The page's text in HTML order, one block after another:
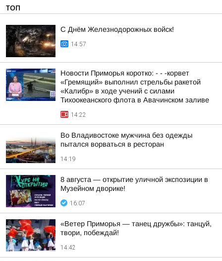
ТОП
С Днём Железнодорожных войск!
14:57
Новости Приморья коротко: - - -корвет
«Гремящий» выполнил стрельбы ракетой
«Калибр» в ходе учений с силами
Тихоокеанского флота в Авачинском заливе
14:22
Во Владивостоке мужчина без одежды
пытался ворваться в ресторан
14:19
8 августа — открытие уличной экспозиции в
Музейном дворике!
16:07
«Ветер Приморья — танец дружбы»: танцуй,
твори, побеждай!
14:42